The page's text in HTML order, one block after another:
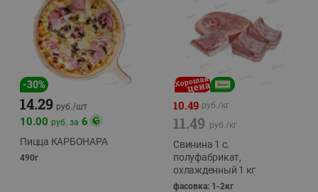
-30%
14.29 руб./шт
10.00 руб. за 6
Пицца КАРБОНАРА
490г
10.49 руб./кг
11.49 руб./кг
Свинина 1 с.
полуфабрикат,
охлажденный 1 кг
фасовка: 1-2кг